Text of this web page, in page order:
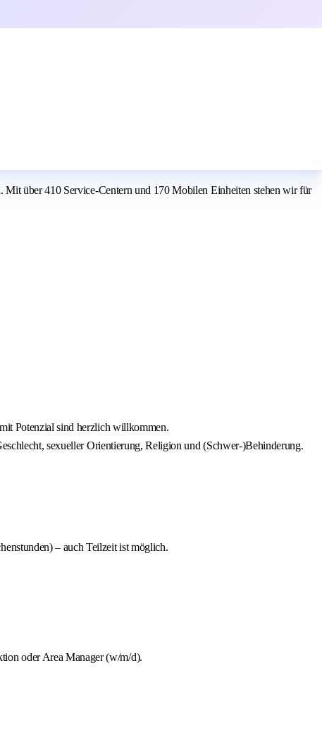
über 410 Service-Centern und 170 Mobilen Einheiten stehen wir für
Potenzial sind herzlich willkommen.
sexueller Orientierung, Religion und (Schwer-)Behinderung.
– auch Teilzeit ist möglich.
oder Area Manager (w/m/d).